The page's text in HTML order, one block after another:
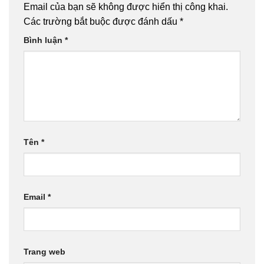
Email của bạn sẽ không được hiển thị công khai.
Các trường bắt buộc được đánh dấu *
Bình luận *
Tên *
Email *
Trang web